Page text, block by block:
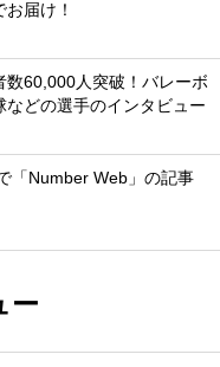
届け！
数60,000人突破！バレーボ
どの選手のインタビュー
「Number Web」の記事
ー